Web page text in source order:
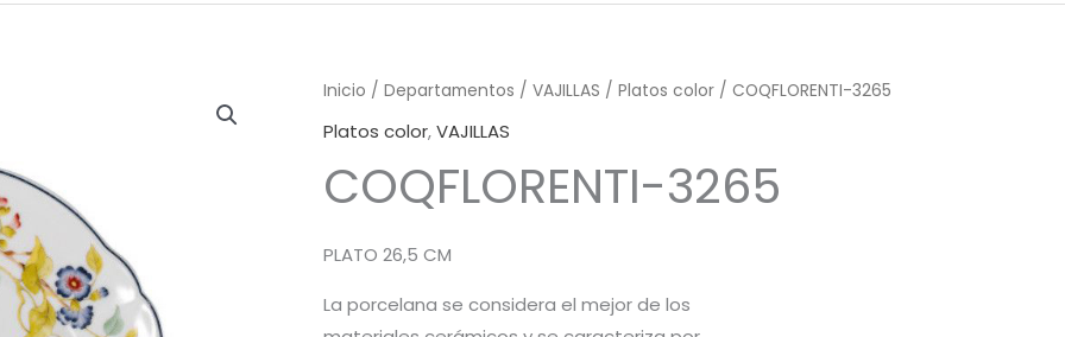
Inicio / Departamentos / VAJILLAS / Platos color / COQFLORENTI-3265
Platos color,VAJILLAS
COQFLORENTI-3265
PLATO 26,5 CM
La porcelana se considera el mejor de los